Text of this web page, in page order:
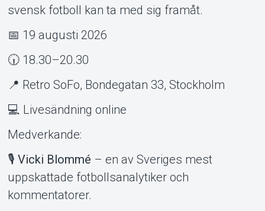
Om Tickster
svensk fotboll kan ta med sig framåt.
📅 19 augusti 2026
🕡 18.30–20.30
📍 Retro SoFo, Bondegatan 33, Stockholm
💻 Livesändning online
Medverkande:
🎙️ Vicki Blommé – en av Sveriges mest
uppskattade fotbollsanalytiker och
kommentatorer.